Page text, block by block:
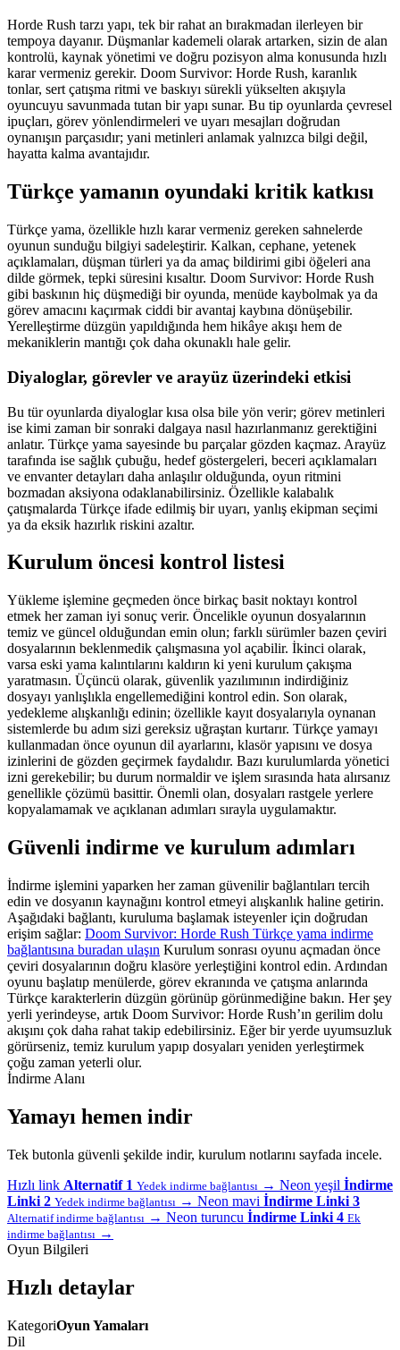
Horde Rush tarzı yapı, tek bir rahat an bırakmadan ilerleyen bir
tempoya dayanır. Düşmanlar kademeli olarak artarken, sizin de alan
kontrolü, kaynak yönetimi ve doğru pozisyon alma konusunda hızlı
karar vermeniz gerekir. Doom Survivor: Horde Rush, karanlık
tonlar, sert çatışma ritmi ve baskıyı sürekli yükselten akışıyla
oyuncuyu savunmada tutan bir yapı sunar. Bu tip oyunlarda çevresel
ipuçları, görev yönlendirmeleri ve uyarı mesajları doğrudan
oynanışın parçasıdır; yani metinleri anlamak yalnızca bilgi değil,
hayatta kalma avantajıdır.
Türkçe yamanın oyundaki kritik katkısı
Türkçe yama, özellikle hızlı karar vermeniz gereken sahnelerde
oyunun sunduğu bilgiyi sadeleştirir. Kalkan, cephane, yetenek
açıklamaları, düşman türleri ya da amaç bildirimi gibi öğeleri ana
dilde görmek, tepki süresini kısaltır. Doom Survivor: Horde Rush
gibi baskının hiç düşmediği bir oyunda, menüde kaybolmak ya da
görev amacını kaçırmak ciddi bir avantaj kaybına dönüşebilir.
Yerelleştirme düzgün yapıldığında hem hikâye akışı hem de
mekaniklerin mantığı çok daha okunaklı hale gelir.
Diyaloglar, görevler ve arayüz üzerindeki etkisi
Bu tür oyunlarda diyaloglar kısa olsa bile yön verir; görev metinleri
ise kimi zaman bir sonraki dalgaya nasıl hazırlanmanız gerektiğini
anlatır. Türkçe yama sayesinde bu parçalar gözden kaçmaz. Arayüz
tarafında ise sağlık çubuğu, hedef göstergeleri, beceri açıklamaları
ve envanter detayları daha anlaşılır olduğunda, oyun ritmini
bozmadan aksiyona odaklanabilirsiniz. Özellikle kalabalık
çatışmalarda Türkçe ifade edilmiş bir uyarı, yanlış ekipman seçimi
ya da eksik hazırlık riskini azaltır.
Kurulum öncesi kontrol listesi
Yükleme işlemine geçmeden önce birkaç basit noktayı kontrol
etmek her zaman iyi sonuç verir. Öncelikle oyunun dosyalarının
temiz ve güncel olduğundan emin olun; farklı sürümler bazen çeviri
dosyalarının beklenmedik çalışmasına yol açabilir. İkinci olarak,
varsa eski yama kalıntılarını kaldırın ki yeni kurulum çakışma
yaratmasın. Üçüncü olarak, güvenlik yazılımının indirdiğiniz
dosyayı yanlışlıkla engellemediğini kontrol edin. Son olarak,
yedekleme alışkanlığı edinin; özellikle kayıt dosyalarıyla oynanan
sistemlerde bu adım sizi gereksiz uğraştan kurtarır. Türkçe yamayı
kullanmadan önce oyunun dil ayarlarını, klasör yapısını ve dosya
izinlerini de gözden geçirmek faydalıdır. Bazı kurulumlarda yönetici
izni gerekebilir; bu durum normaldir ve işlem sırasında hata alırsanız
genellikle çözümü basittir. Önemli olan, dosyaları rastgele yerlere
kopyalamamak ve açıklanan adımları sırayla uygulamaktır.
Güvenli indirme ve kurulum adımları
İndirme işlemini yaparken her zaman güvenilir bağlantıları tercih
edin ve dosyanın kaynağını kontrol etmeyi alışkanlık haline getirin.
Aşağıdaki bağlantı, kuruluma başlamak isteyenler için doğrudan
erişim sağlar: Doom Survivor: Horde Rush Türkçe yama indirme
bağlantısına buradan ulaşın Kurulum sonrası oyunu açmadan önce
çeviri dosyalarının doğru klasöre yerleştiğini kontrol edin. Ardından
oyunu başlatıp menülerde, görev ekranında ve çatışma anlarında
Türkçe karakterlerin düzgün görünüp görünmediğine bakın. Her şey
yerli yerindeyse, artık Doom Survivor: Horde Rush’ın gerilim dolu
akışını çok daha rahat takip edebilirsiniz. Eğer bir yerde uyumsuzluk
görürseniz, temiz kurulum yapıp dosyaları yeniden yerleştirmek
çoğu zaman yeterli olur.
İndirme Alanı
Yamayı hemen indir
Tek butonla güvenli şekilde indir, kurulum notlarını sayfada incele.
Hızlı link Alternatif 1 Yedek indirme bağlantısı → Neon yeşil İndirme
Linki 2 Yedek indirme bağlantısı → Neon mavi İndirme Linki 3
Alternatif indirme bağlantısı → Neon turuncu İndirme Linki 4 Ek
indirme bağlantısı →
Oyun Bilgileri
Hızlı detaylar
KategoriOyun Yamaları
Dil